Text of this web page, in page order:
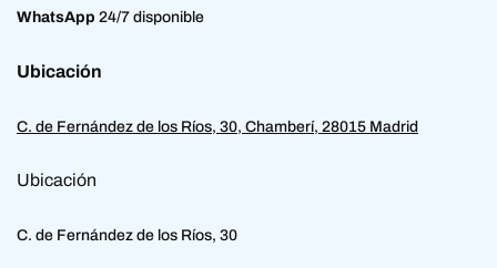
WhatsApp 24/7 disponible
Ubicación
C. de Fernández de los Ríos, 30, Chamberí, 28015 Madrid
Ubicación
C. de Fernández de los Ríos, 30